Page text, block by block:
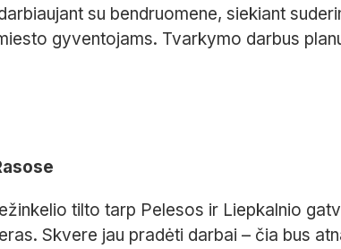
su bendruomene, siekiant
gyventojams. Tvarkymo darbus
tilto tarp Pelesos ir Liepkalnio
Skvere jau pradėti darbai – čia bus